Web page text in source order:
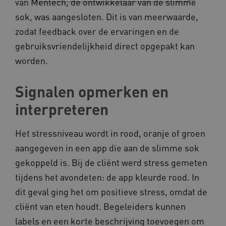
sok, was aangesloten. Dit is van meerwaarde,
zodat feedback over de ervaringen en de
gebruiksvriendelijkheid direct opgepakt kan
worden.
Signalen opmerken en
interpreteren
Het stressniveau wordt in rood, oranje of groen
aangegeven in een app die aan de slimme sok
gekoppeld is. Bij de cliënt werd stress gemeten
tijdens het avondeten: de app kleurde rood. In
dit geval ging het om positieve stress, omdat de
cliënt van eten houdt. Begeleiders kunnen
labels en een korte beschrijving toevoegen om
Noodzakelijke cookies
Analytische cookies
Marketing cookies
Deze functionele en technische cookies zorgen
Naam
Provider /Domein
__Secure-YNID
__Secure-
ROLLOUT_TOKEN
.youtube.com
FPLC .kennispleingehandicaptensector.nl